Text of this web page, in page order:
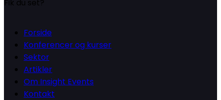
Fik du set?
Forside
Konferencer og kurser
Sektor
Artikler
Om Insight Events
Kontakt